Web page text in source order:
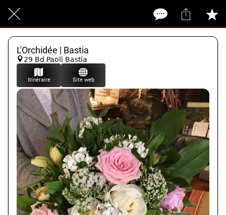
L'Orchidée | Bastia
29 Bd Paoli Bastia
Itinéraire Site web